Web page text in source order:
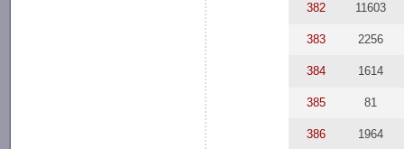
382 11603
383 2256
384 1614
385 81
386 1964